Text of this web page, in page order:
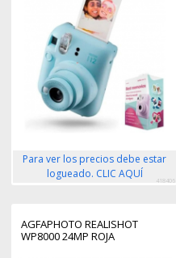
Para ver los precios debe estar
logueado. CLIC AQUÍ
418406
AGFAPHOTO REALISHOT
WP8000 24MP ROJA